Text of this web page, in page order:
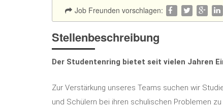
Job Freunden vorschlagen:
Stellenbeschreibung
Der Studentenring bietet seit vielen Jahren
Zur Verstärkung unseres Teams suchen wir
und Schülern bei ihren schulischen Problemen